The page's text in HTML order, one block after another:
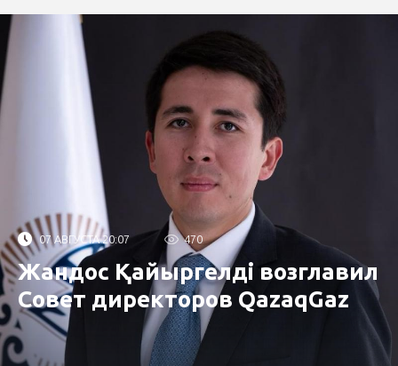
07 АВГУСТА 20:07 470
Жандос Қайыргелді возглавил
Совет директоров QazaqGaz